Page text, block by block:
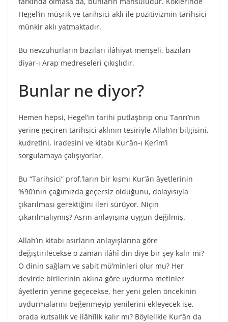
Hegel’in müşrik ve tarihsici aklı ile pozitivizmin tarihsici
münkir aklı yatmaktadır.
Bu nevzuhurların bazıları ilâhiyat menşeli, bazıları
diyar-ı Arap medreseleri çıkışlıdır.
Bunlar ne diyor?
Hemen hepsi, Hegel’in tarihi putlaştırıp onu Tanrı’nın
yerine geçiren tarihsici aklının tesiriyle Allah’ın bilgisini,
kudretini, iradesini ve kitabı Kur’ân-ı Kerîm’i
sorgulamaya çalışıyorlar.
Bu “Tarihsici” prof.’ların bir kısmı Kur’ân âyetlerinin
%90’ının çağımızda geçersiz olduğunu, dolayısıyla
çıkarılması gerektiğini ileri sürüyor. Niçin
çıkarılmalıymış? Asrın anlayışına uygun değilmiş.
Allah’ın kitabı asırların anlayışlarına göre
değiştirilecekse o zaman ilâhî din diye bir şey kalır mı?
O dinin sağlam ve sabit mü’minleri olur mu? Her
devirde birilerinin aklına göre uydurma metinler
âyetlerin yerine geçecekse, her yeni gelen öncekinin
uydurmalarını beğenmeyip yenilerini ekleyecek ise,
orada kutsallık ve ilâhîlik kalır mı? Böylelikle Kur’ân da